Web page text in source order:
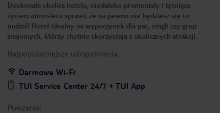
Doskonała okolica hotelu, niedaleko promenady i tętniąca
życiem atmosfera sprawi, że na pewno nie będziesz się tu
nudzić! Hotel idealny na wypoczynek dla par, singli czy grup
znajomych, którzy chętnie skorzystają z okolicznych atrakcji.
Najpopularniejsze udogodnienia:
Darmowe Wi-Fi
TUI Service Center 24/7 + TUI App
Położenie: